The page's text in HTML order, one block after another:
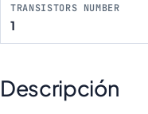
TRANSISTORS NUMBER
1
Descripción